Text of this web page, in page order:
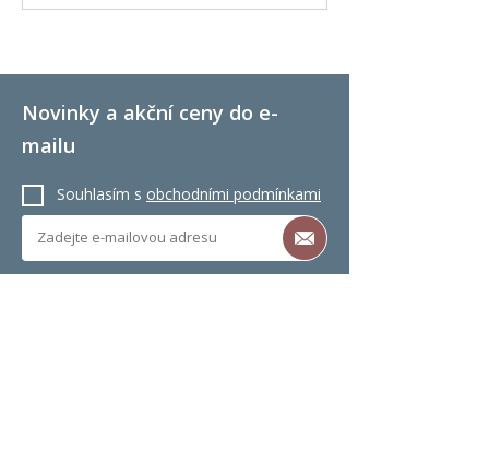
Novinky a akční ceny do e-
mailu
Souhlasím s obchodními podmínkami